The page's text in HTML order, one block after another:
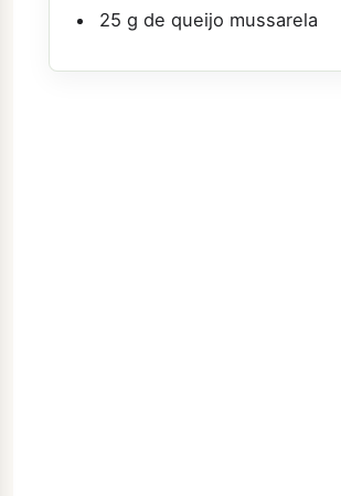
25 g de queijo mussarela